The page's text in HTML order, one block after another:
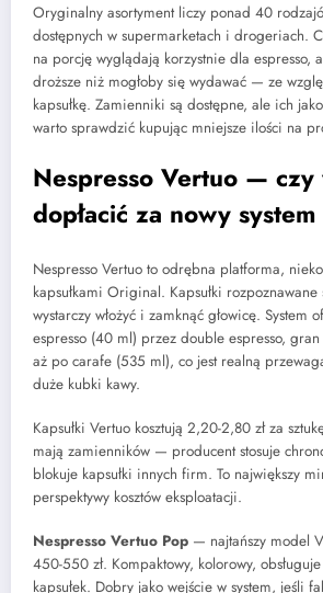
Oryginalny asortyment liczy ponad 40
dostępnych w supermarketach i drogeriach.
na porcję wyglądają korzystnie dla espresso,
droższe niż mogłoby się wydawać — ze
kapsułkę. Zamienniki są dostępne, ale ich
warto sprawdzić kupując mniejsze ilości na
Nespresso Vertuo — czy
dopłacić za nowy system
Nespresso Vertuo to odrębna platforma,
kapsułkami Original. Kapsułki
wystarczy włożyć i zamknąć głowicę. System
espresso (40 ml) przez double espresso,
aż po carafe (535 ml), co jest realną
duże kubki kawy.
Kapsułki Vertuo kosztują 2,20-2,80 zł za
mają zamienników — producent stosuje
blokuje kapsułki innych firm. To największy
perspektywy kosztów eksploatacji.
Nespresso Vertuo Pop — najtańszy model
450-550 zł. Kompaktowy, kolorowy,
kapsułek. Dobry jako wejście w system, jeśli